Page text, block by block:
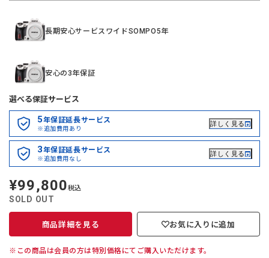
長期安心サービスワイドSOMPO5年
安心の3年保証
選べる保証サービス
5年保証延長サービス
※追加費用あり
詳しく見る
3年保証延長サービス
※追加費用なし
詳しく見る
定
価
¥99,800税込
SOLD OUT
商品詳細を見る お気に入りに追加
※この商品は会員の方は特別価格にてご購入いただけます。